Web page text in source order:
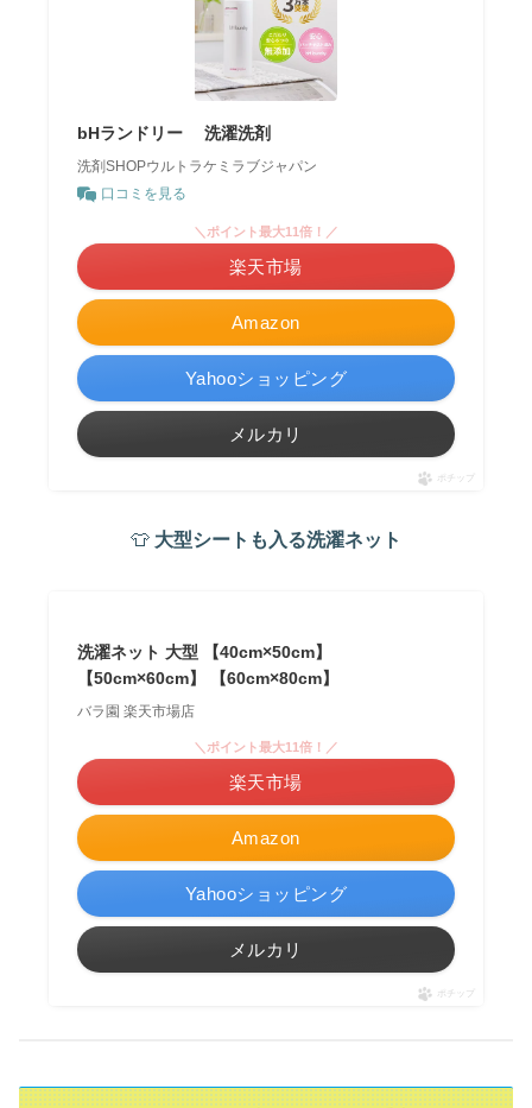
bHランドリー 洗濯洗剤
洗剤SHOPウルトラケミラブジャパン
口コミを見る
Amazon
＼ポイント最大11倍！／
楽天市場
Yahooショッピング
メルカリ
ポチップ
👕 大型シートも入る洗濯ネット
洗濯ネット 大型 【40cm×50cm】
【50cm×60cm】 【60cm×80cm】
バラ園 楽天市場店
Amazon
＼ポイント最大11倍！／
楽天市場
Yahooショッピング
メルカリ
ポチップ